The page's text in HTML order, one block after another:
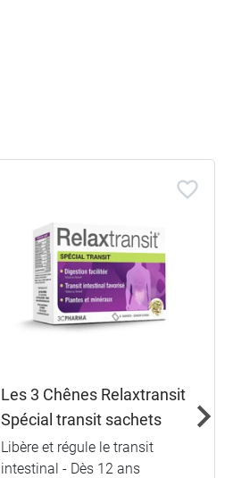
Les 3 Chênes Relaxtransit
Spécial transit sachets
Libère et régule le transit
intestinal - Dès 12 ans